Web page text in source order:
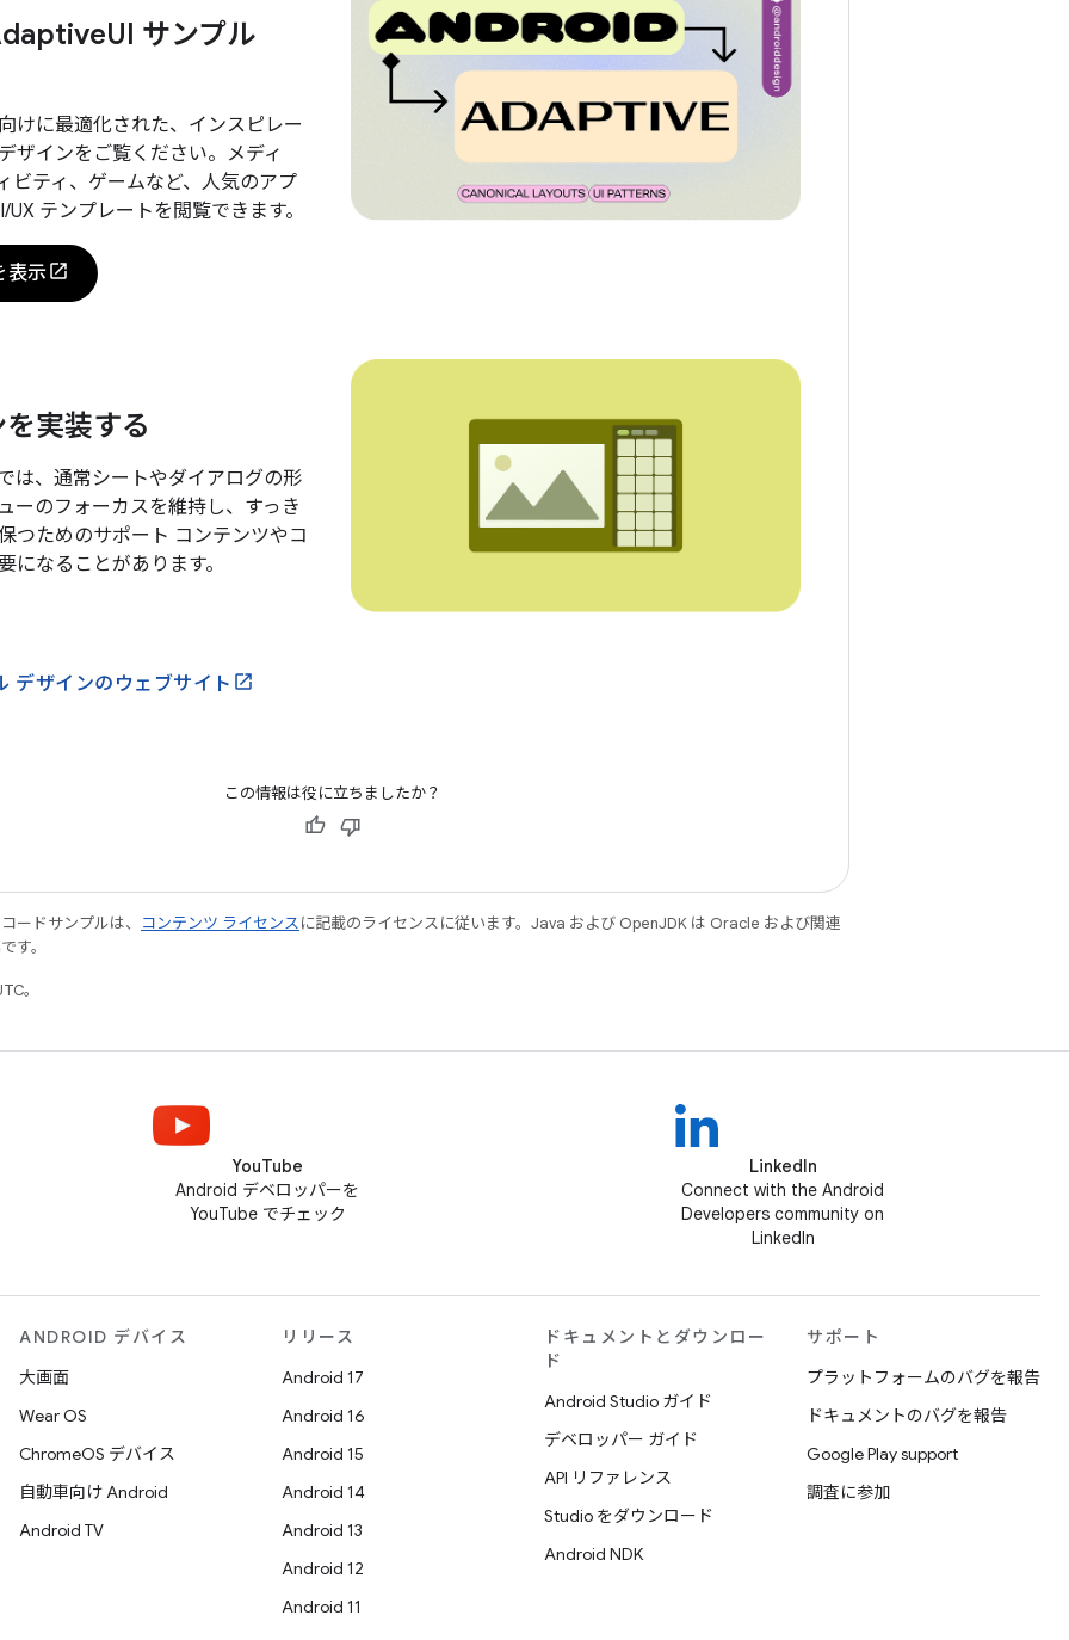
UI サンプル
けに最適化された、インスピレー
ザインをご覧ください。メディ
ビティ、ゲームなど、人気のアプ
UX テンプレートを閲覧できます。
表示
実装する
は、通常シートやダイアログの形
ーのフォーカスを維持し、すっき
つためのサポート コンテンツやコ
になることがあります。
デザインのウェブサイト
この情報は役に立ちましたか？
ードサンプルは、 コンテンツ ライセンスに記載のライセンスに従います。Java および OpenJDK は Oracle および関連
す。
。
YouTube
Android デベロッパーを
YouTube でチェック
LinkedIn
Connect with the Android
Developers community on
LinkedIn
ANDROID デバイス
大画面
Wear OS
ChromeOS デバイス
自動車向け Android
Android TV
リリース
Android 17
Android 16
Android 15
Android 14
Android 13
Android 12
Android 11
ドキュメントとダウンロー
ド
Android Studio ガイド
デベロッパー ガイド
API リファレンス
Studio をダウンロード
Android NDK
サポート
プラットフォームのバグを報告
ドキュメントのバグを報告
Google Play support
調査に参加